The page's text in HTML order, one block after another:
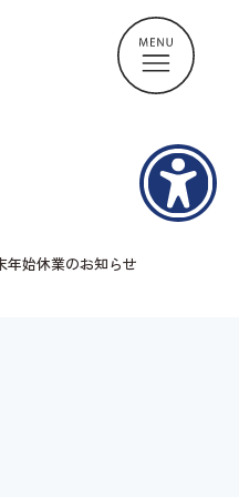
年始休業のお知らせ